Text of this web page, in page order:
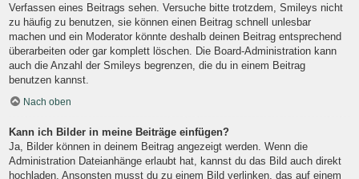
Verfassen eines Beitrags sehen. Versuche bitte trotzdem, Smileys nicht
zu häufig zu benutzen, sie können einen Beitrag schnell unlesbar
machen und ein Moderator könnte deshalb deinen Beitrag entsprechend
überarbeiten oder gar komplett löschen. Die Board-Administration kann
auch die Anzahl der Smileys begrenzen, die du in einem Beitrag
benutzen kannst.
Nach oben
Kann ich Bilder in meine Beiträge einfügen?
Ja, Bilder können in deinem Beitrag angezeigt werden. Wenn die
Administration Dateianhänge erlaubt hat, kannst du das Bild auch direkt
hochladen. Ansonsten musst du zu einem Bild verlinken, das auf einem